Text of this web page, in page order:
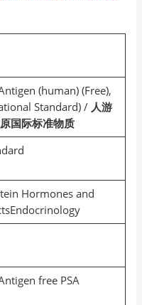
(human) (Free),
Standard) / 人游
国际标准物质
Hormones and
free PSA